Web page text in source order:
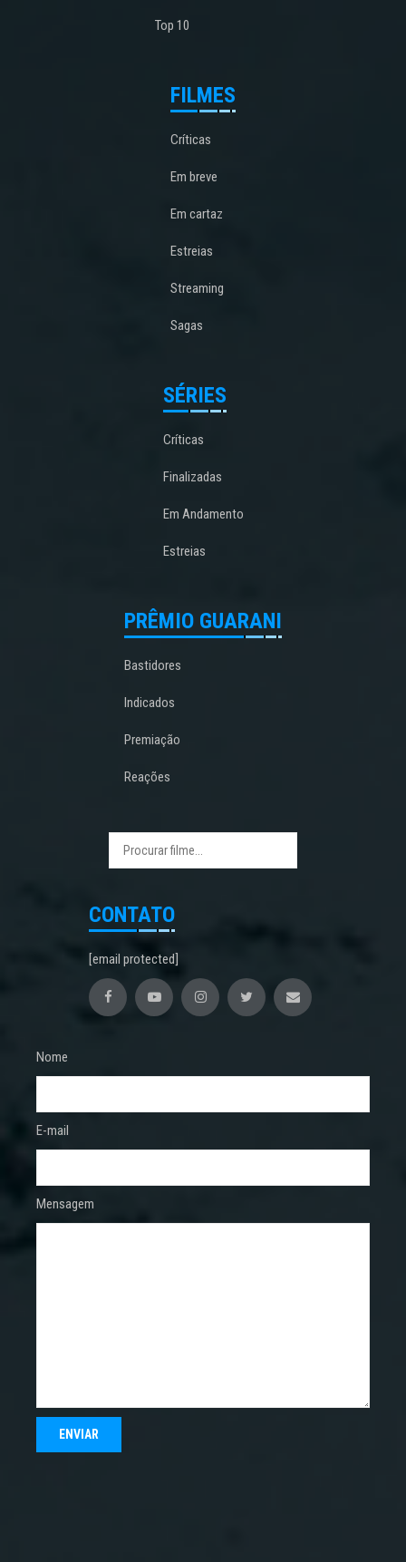
Top 10
FILMES
Críticas
Em breve
Em cartaz
Estreias
Streaming
Sagas
SÉRIES
Críticas
Finalizadas
Em Andamento
Estreias
PRÊMIO GUARANI
Bastidores
Indicados
Premiação
Reações
CONTATO
[email protected]
Nome
E-mail
Mensagem